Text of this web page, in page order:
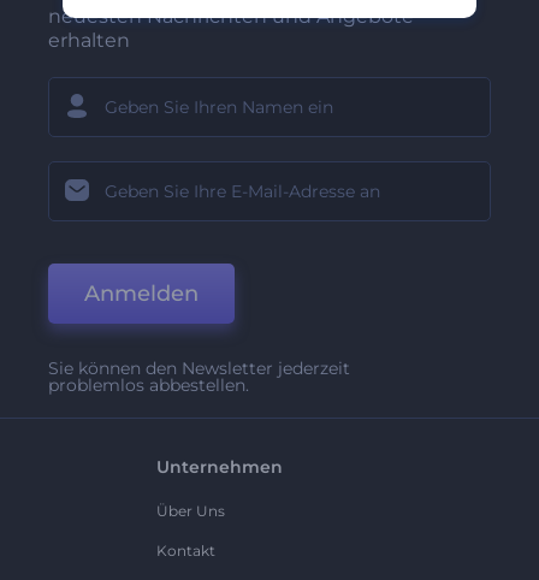
neuesten Nachrichten und Angebote
erhalten
Anmelden
Sie können den Newsletter jederzeit
problemlos abbestellen.
Unternehmen
Über Uns
Kontakt